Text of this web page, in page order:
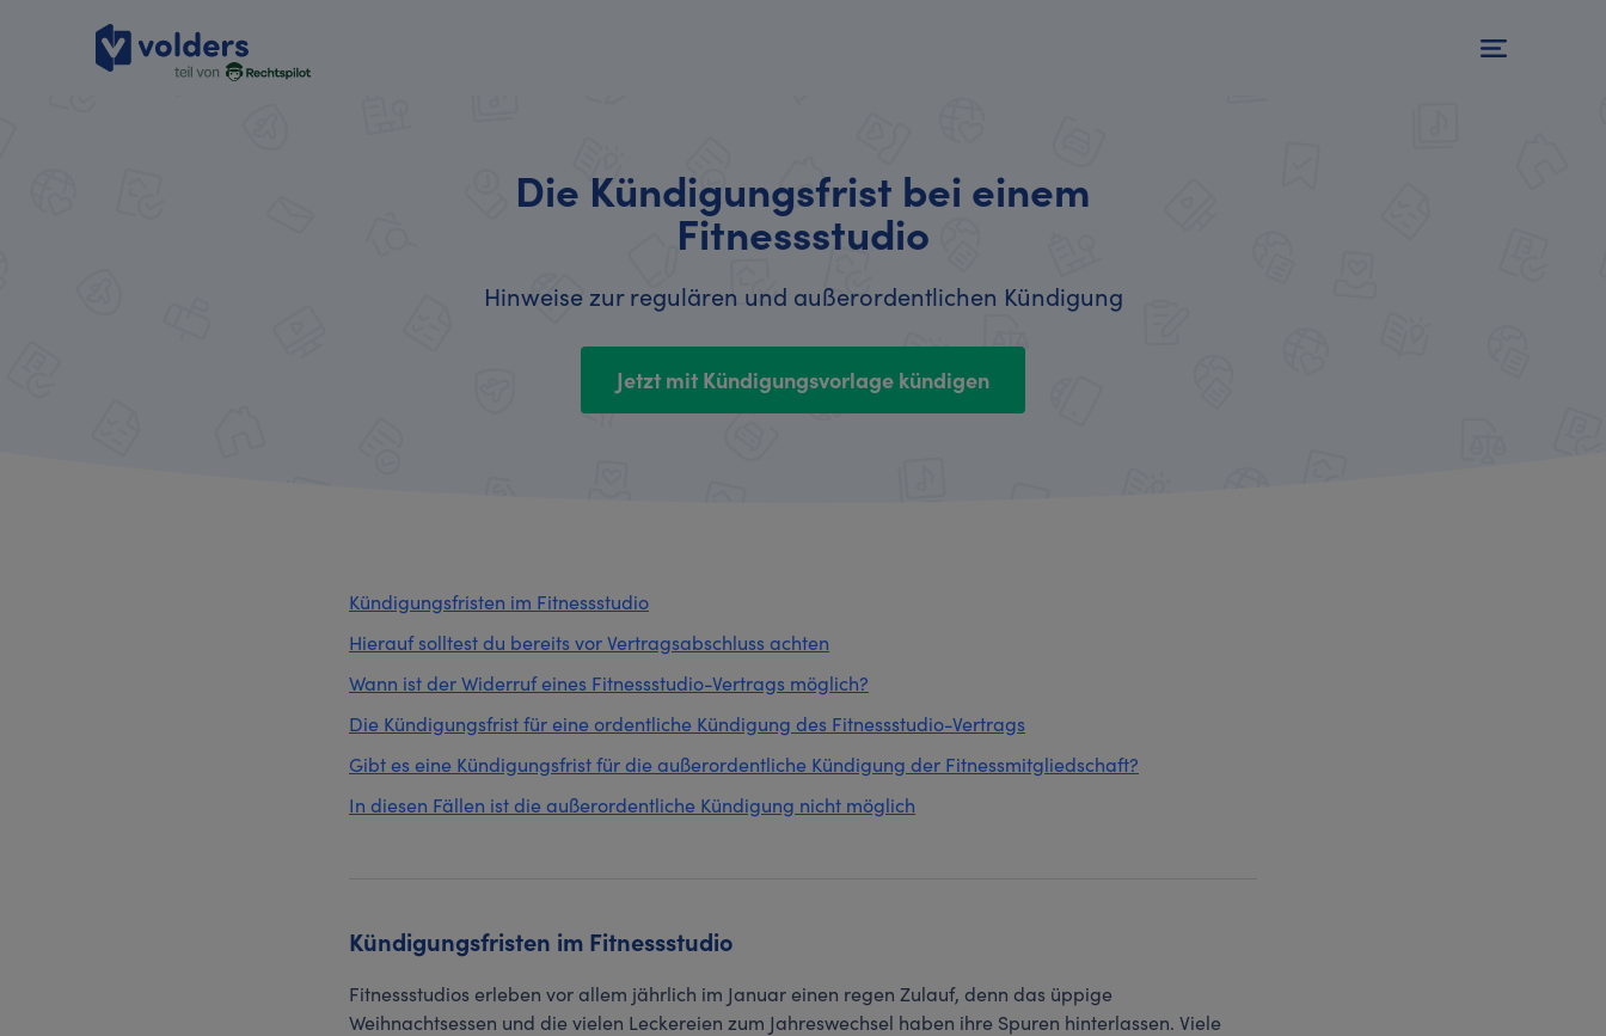
Die Kündigungsfrist bei einem
Fitnessstudio
Hinweise zur regulären und außerordentlichen Kündigung
Jetzt mit Kündigungsvorlage kündigen
Kündigungsfristen im Fitnessstudio
Hierauf solltest du bereits vor Vertragsabschluss achten
Wann ist der Widerruf eines Fitnessstudio-Vertrags möglich?
Die Kündigungsfrist für eine ordentliche Kündigung des Fitnessstudio-Vertrags
Gibt es eine Kündigungsfrist für die außerordentliche Kündigung der Fitnessmitgliedschaft?
In diesen Fällen ist die außerordentliche Kündigung nicht möglich
Kündigungsfristen im Fitnessstudio
Fitnessstudios erleben vor allem jährlich im Januar einen regen Zulauf, denn das üppige
Weihnachtsessen und die vielen Leckereien zum Jahreswechsel haben ihre Spuren hinterlassen. Viele